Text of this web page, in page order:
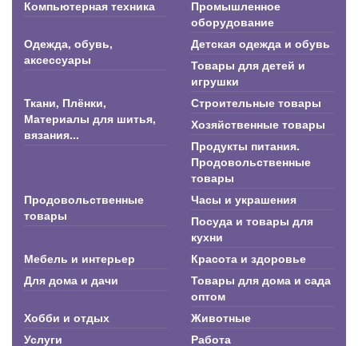
Компьютерная техника
Промышленное
оборудование
Одежда, обувь,
аксессуары
Детская одежда и обувь
Товары для детей и
игрушки
Ткани, Плёнки,
Материалы для шитья,
вязания...
Строительные товары
Хозяйственные товары
Продукты питания.
Продовольственные
товары
Продовольственные
товары
Часы и украшения
Посуда и товары для
кухни
Мебель и интерьер
Красота и здоровье
Для дома и дачи
Товары для дома и сада
оптом
Хобби и отдых
Животные
Услуги
Работа